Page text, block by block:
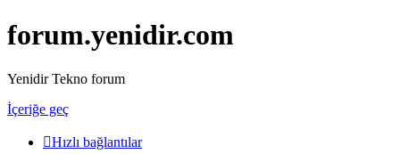
forum.yenidir.com
Yenidir Tekno forum
İçeriğe geç
Hızlı bağlantılar